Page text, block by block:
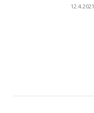
12.4.2021